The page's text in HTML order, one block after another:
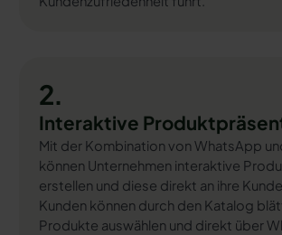
2.
Interaktive
Mit der Kombination von WhatsApp
können Unternehmen interaktive
erstellen und diese direkt an ihre
Kunden können durch den Katalog
Produkte auswählen und direkt über